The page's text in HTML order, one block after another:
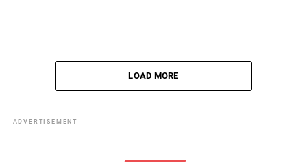
LOAD MORE
ADVERTISEMENT